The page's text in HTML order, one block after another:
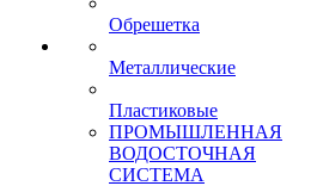
Обрешетка
Металлические
Пластиковые
ПРОМЫШЛЕННАЯ
ВОДОСТОЧНАЯ
СИСТЕМА